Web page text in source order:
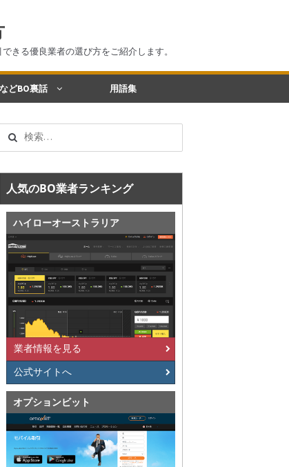
きる優良業者の選び方をご紹介します。
どBO裏話 用語集
人気のBO業者ランキング
ハイローオーストラリア
業者情報を見る
公式サイトへ
オプションビット